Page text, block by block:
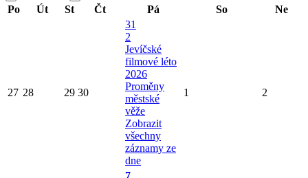
Po
Út St Čt Pá So Ne
27 28 29 30
31
2
Jevíčské
filmové léto
2026
Proměny
městské
věže
Zobrazit
všechny
záznamy ze
dne
1 2
7